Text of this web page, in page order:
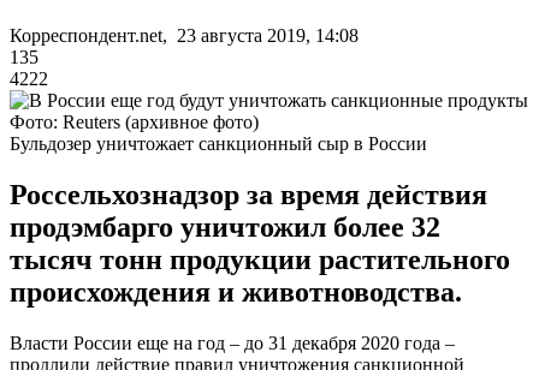
Корреспондент.net, 23 августа 2019, 14:08
135
4222
Фото: Reuters (архивное фото)
Бульдозер уничтожает санкционный сыр в России
Россельхознадзор за время действия
продэмбарго уничтожил более 32
тысяч тонн продукции растительного
происхождения и животноводства.
Власти России еще на год – до 31 декабря 2020 года –
продлили действие правил уничтожения санкционной